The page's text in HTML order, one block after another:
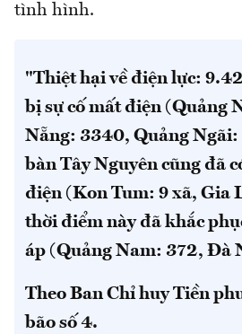
tình hình.
"Thiệt hại về điện lực:
bị sự cố mất điện (Quảng
Nẵng: 3340, Quảng Ngãi:
bàn Tây Nguyên cũng đã
điện (Kon Tum: 9 xã, Gia
thời điểm này đã khắc
áp (Quảng Nam: 372, Đà
Theo Ban Chỉ huy Tiền
bão số 4.